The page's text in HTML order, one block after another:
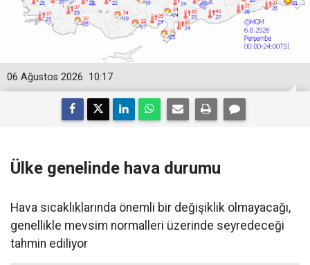
10:17
06 Ağustos 2026
Ülke genelinde hava durumu
Hava sıcaklıklarında önemli bir değişiklik olmayacağı,
genellikle mevsim normalleri üzerinde seyredeceği
tahmin ediliyor